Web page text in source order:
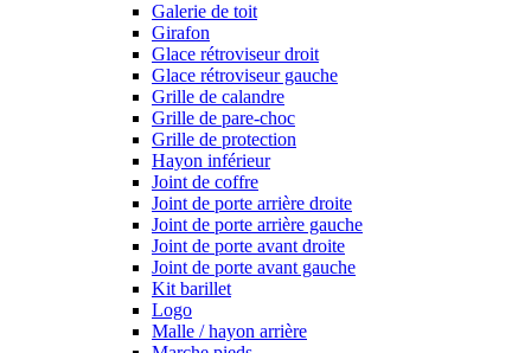
Galerie de toit
Girafon
Glace rétroviseur droit
Glace rétroviseur gauche
Grille de calandre
Grille de pare-choc
Grille de protection
Hayon inférieur
Joint de coffre
Joint de porte arrière droite
Joint de porte arrière gauche
Joint de porte avant droite
Joint de porte avant gauche
Kit barillet
Logo
Malle / hayon arrière